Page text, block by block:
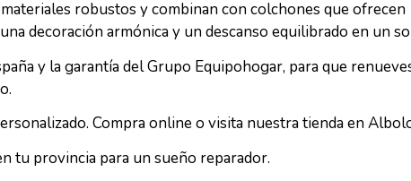
robustos y combinan con colchones que ofrecen
decoración armónica y un descanso equilibrado en un
y la garantía del Grupo Equipohogar, para que
Compra online o visita nuestra tienda en
tu provincia para un sueño reparador.